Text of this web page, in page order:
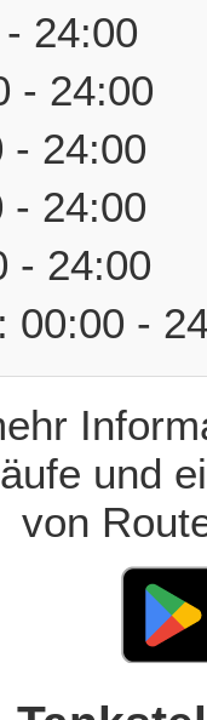
24:00
- 24:00
- 24:00
- 24:00
- 24:00
00:00 -
und
von